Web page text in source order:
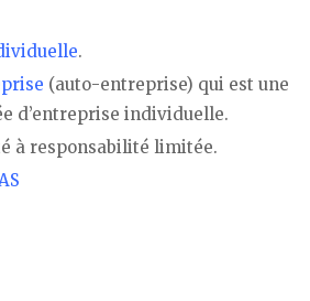
.
(auto-entreprise) qui est une
d’entreprise individuelle.
à responsabilité limitée.